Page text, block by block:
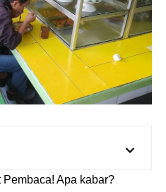
Apa kabar?